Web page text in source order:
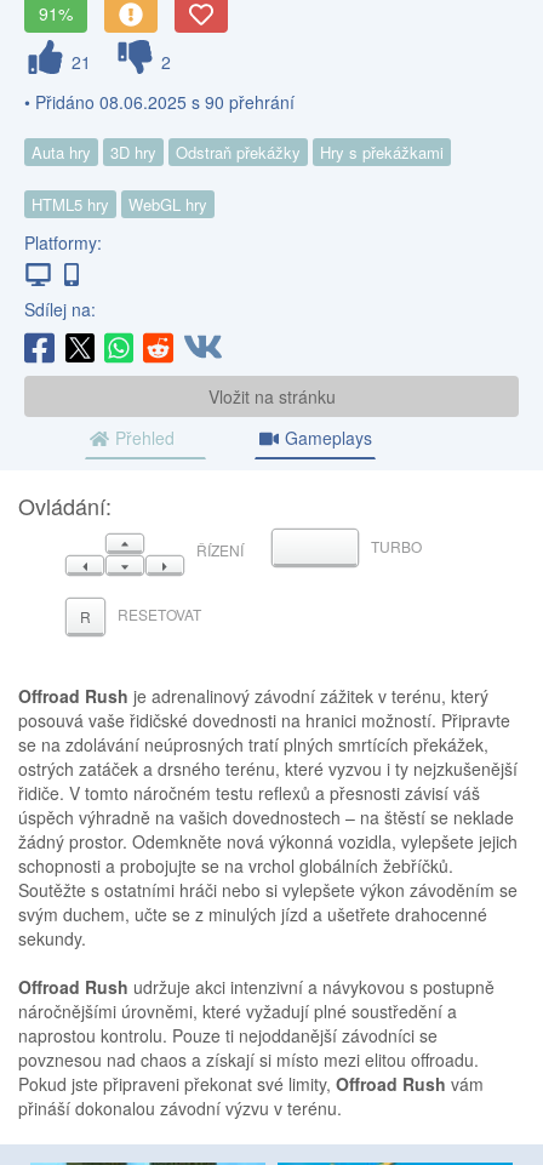
91%
21
2
• Přidáno 08.06.2025 s 90 přehrání
Auta hry 3D hry Odstraň překážky Hry s překážkami
HTML5 hry WebGL hry
Platformy:
Sdílej na:
Vložit na stránku
Přehled
Gameplays
Ovládání:
NAHORU
VLEVODOLŮVPRAVO
ŘÍZENÍ MEZERNÍKTURBO
R RESETOVAT
Offroad Rush je adrenalinový závodní zážitek v terénu, který
posouvá vaše řidičské dovednosti na hranici možností. Připravte
se na zdolávání neúprosných tratí plných smrtících překážek,
ostrých zatáček a drsného terénu, které vyzvou i ty nejzkušenější
řidiče. V tomto náročném testu reflexů a přesnosti závisí váš
úspěch výhradně na vašich dovednostech – na štěstí se neklade
žádný prostor. Odemkněte nová výkonná vozidla, vylepšete jejich
schopnosti a probojujte se na vrchol globálních žebříčků.
Soutěžte s ostatními hráči nebo si vylepšete výkon závoděním se
svým duchem, učte se z minulých jízd a ušetřete drahocenné
sekundy.
Offroad Rush udržuje akci intenzivní a návykovou s postupně
náročnějšími úrovněmi, které vyžadují plné soustředění a
naprostou kontrolu. Pouze ti nejoddanější závodníci se
povznesou nad chaos a získají si místo mezi elitou offroadu.
Pokud jste připraveni překonat své limity, Offroad Rush vám
přináší dokonalou závodní výzvu v terénu.